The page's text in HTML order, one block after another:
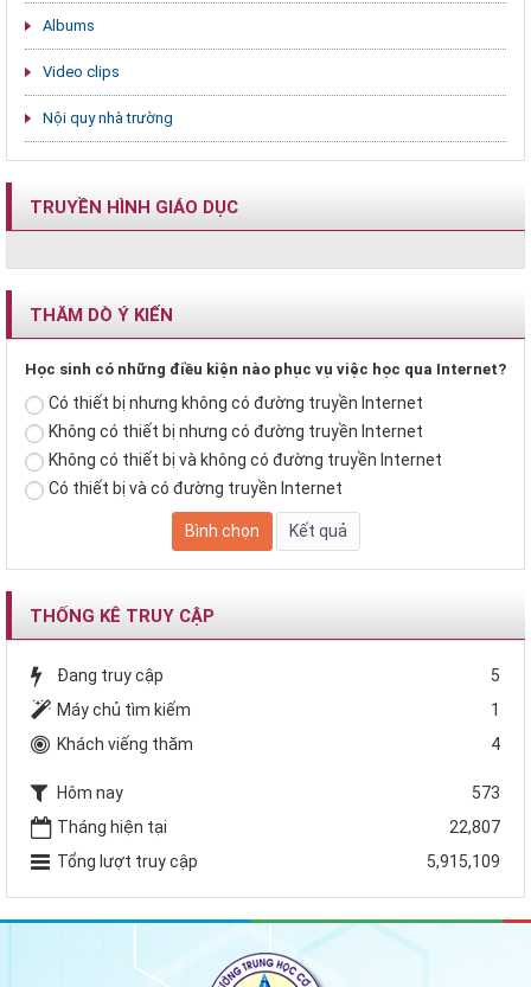
Albums
Video clips
Nội quy nhà trường
TRUYỀN HÌNH GIÁO DỤC
THĂM DÒ Ý KIẾN
Học sinh có những điều kiện nào phục vụ việc học qua Internet?
Có thiết bị nhưng không có đường truyền Internet
Không có thiết bị nhưng có đường truyền Internet
Không có thiết bị và không có đường truyền Internet
Có thiết bị và có đường truyền Internet
THỐNG KÊ TRUY CẬP
Đang truy cập
5
Máy chủ tìm kiếm
1
Khách viếng thăm
4
Hôm nay
573
Tháng hiện tại
22,807
Tổng lượt truy cập
5,915,109